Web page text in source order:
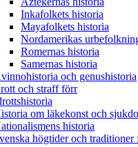
Inkafolkets historia
Mayafolkets historia
Nordamerikas
Romernas historia
Samernas historia
och genushistoria
och straff förr
om läkekonst och
historia
högtider och